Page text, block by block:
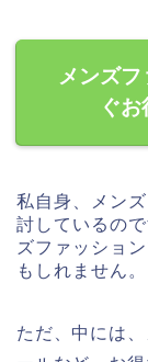
メンズ
ぐ
私自身、メン
討しているの
ズファッショ
もしれません。
ただ、中には